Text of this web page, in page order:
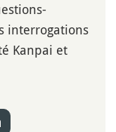
interrogations
Kanpai et